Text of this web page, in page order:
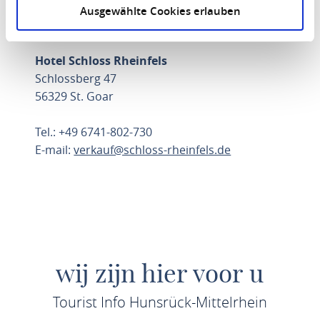
Ausgewählte Cookies erlauben
Hotel Schloss Rheinfels
Schlossberg 47
56329 St. Goar
Tel.: +49 6741-802-730
E-mail:verkauf@schloss-rheinfels.de
wij zijn hier voor u
Tourist Info Hunsrück-Mittelrhein